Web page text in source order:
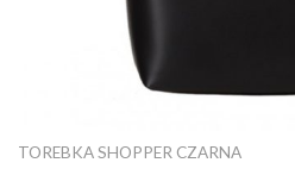
TOREBKA SHOPPER CZARNA